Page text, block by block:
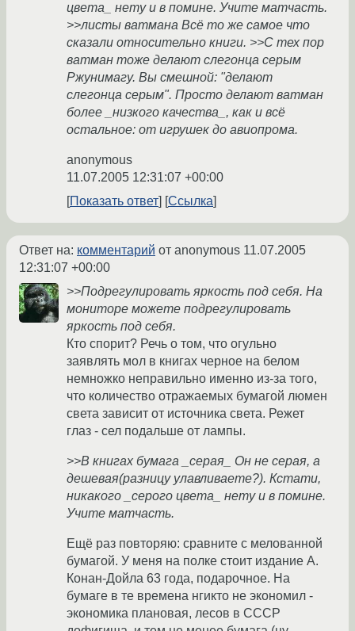
цвета_ нету и в помине. Учите матчасть.
>>листы ватмана Всё то же самое что
сказали относительно книги. >>С тех пор
ватман тоже делают слегонца серым
Ржунимагу. Вы смешной: "делают
слегонца серым". Просто делают ватман
более _низкого качества_, как и всё
остальное: от игрушек до авиопрома.
anonymous
11.07.2005 12:31:07 +00:00
Показать ответ
Ссылка
Ответ на: комментарий от anonymous 11.07.2005
12:31:07 +00:00
>>Подрегулировать яркость под себя. На
мониторе можете подрегулировать
яркость под себя.
Кто спорит? Речь о том, что огульно
заявлять мол в книгах черное на белом
немножко неправильно именно из-за того,
что количество отражаемых бумагой люмен
света зависит от источника света. Режет
глаз - сел подальше от лампы.
>>В книгах бумага _серая_ Он не серая, а
дешевая(разницу улавливаете?). Кстати,
никакого _серого цвета_ нету и в помине.
Учите матчасть.
Ещё раз повторяю: сравните с мелованной
бумагой. У меня на полке стоит издание А.
Конан-Дойла 63 года, подарочное. На
бумаге в те времена нгикто не экономил -
экономика плановая, лесов в СССР